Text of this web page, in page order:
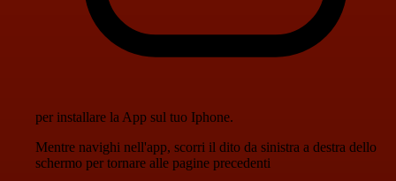
per installare la App sul tuo Iphone.
Mentre navighi nell'app, scorri il dito da sinistra a destra dello
schermo per tornare alle pagine precedenti